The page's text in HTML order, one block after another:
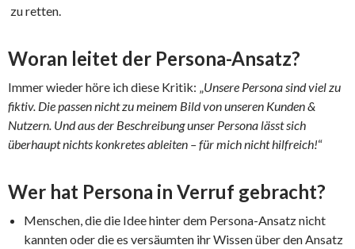
zu retten.
Woran leitet der Persona-Ansatz?
Immer wieder höre ich diese Kritik: „Unsere Persona sind viel zu
fiktiv. Die passen nicht zu meinem Bild von unseren Kunden &
Nutzern. Und aus der Beschreibung unser Persona lässt sich
überhaupt nichts konkretes ableiten – für mich nicht hilfreich!“
Wer hat Persona in Verruf gebracht?
Menschen, die die Idee hinter dem Persona-Ansatz nicht
kannten oder die es versäumten ihr Wissen über den Ansatz